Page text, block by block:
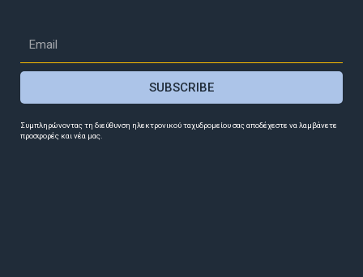
SUBSCRIBE
Συμπληρώνοντας τη διεύθυνση ηλεκτρονικού ταχυδρομείου σας αποδέχεστε να λαμβάνετε
προσφορές και νέα μας.